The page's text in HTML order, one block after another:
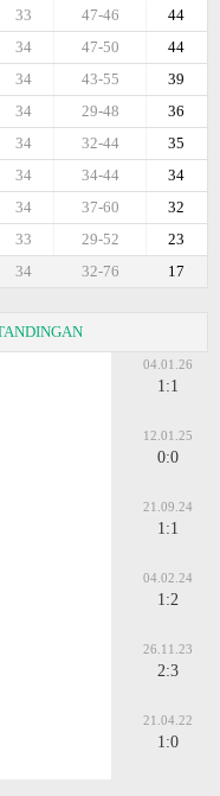
44
47-46
33
44
47-50
34
39
43-55
34
36
29-48
34
35
32-44
34
34
34-44
34
32
37-60
34
23
29-52
33
17
32-76
34
04.01.26
1:1
12.01.25
0:0
21.09.24
1:1
04.02.24
1:2
26.11.23
2:3
21.04.22
1:0